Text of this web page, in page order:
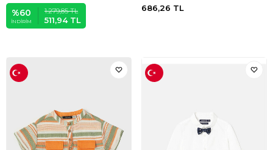
%60
İNDIRIM
1.279,85TL
511,94TL
686,26 TL